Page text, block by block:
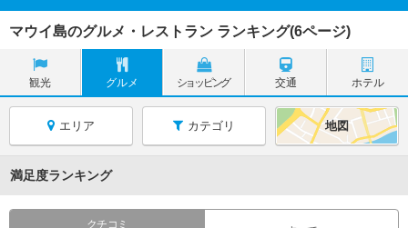
マウイ島のグルメ・レストラン ランキング(6ページ)
観光 グルメ ショッピング 交通 ホテル
エリア カテゴリ 地図
満足度ランキング
クチコミ